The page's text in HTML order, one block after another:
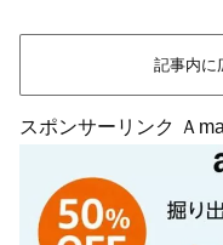
記事内に
スポンサーリンク Ａ